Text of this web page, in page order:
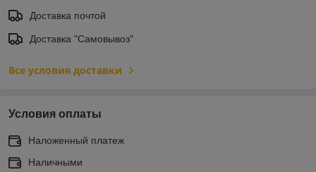
Доставка почтой
Доставка "Самовывоз"
Все условия доставки
Условия оплаты
Наложенный платеж
Наличными